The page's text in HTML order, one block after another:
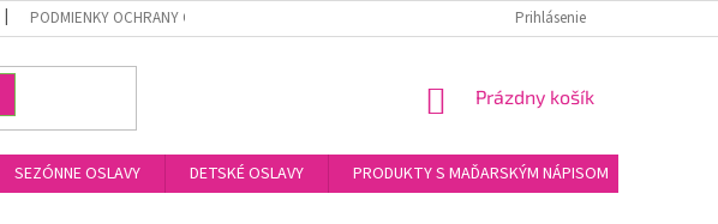
PODMIENKY OCHRANY OSOBNÝCH ÚDAJOV Prihlásenie
NÁKUPNÝ
Prázdny košík
SEZÓNNE OSLAVY DETSKÉ OSLAVY PRODUKTY S MAĎARSKÝM NÁPISOM